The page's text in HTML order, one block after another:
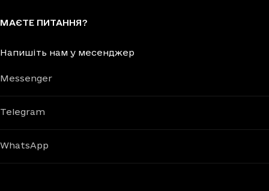
МАЄТЕ ПИТАННЯ?
Напишіть нам у месенджер
Messenger
Telegram
WhatsApp